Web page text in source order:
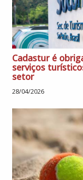
Cadastur é
serviços
setor
28/04/2026